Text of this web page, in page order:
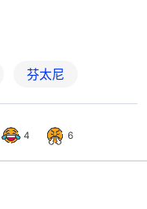
芬太尼
4 6